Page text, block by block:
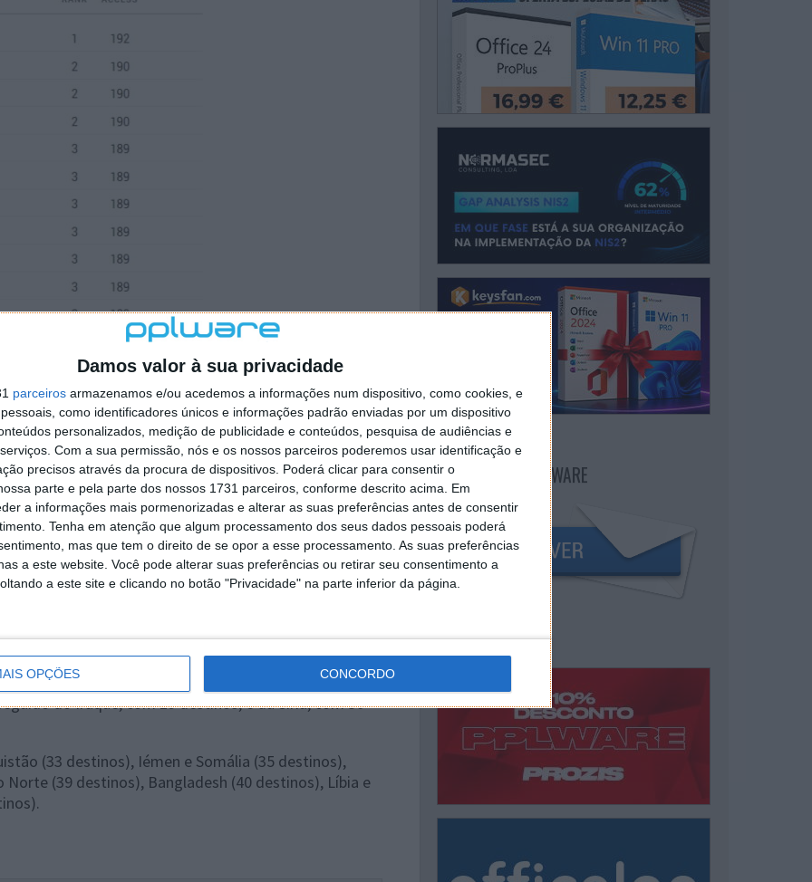
Damos valor à sua privacidade
parceiros armazenamos e/ou acedemos a informações num dispositivo, como cookies, e
como identificadores únicos e informações padrão enviadas por um dispositivo
personalizados, medição de publicidade e conteúdos, pesquisa de audiências e
Com a sua permissão, nós e os nossos parceiros poderemos usar identificação e
precisos através da procura de dispositivos. Poderá clicar para consentir o
parte e pela parte dos nossos 1731 parceiros, conforme descrito acima. Em
a informações mais pormenorizadas e alterar as suas preferências antes de consentir
Tenha em atenção que algum processamento dos seus dados pessoais poderá
mas que tem o direito de se opor a esse processamento. As suas preferências
a este website. Você pode alterar suas preferências ou retirar seu consentimento a
a este site e clicando no botão "Privacidade" na parte inferior da página.
OPÇÕES CONCORDO
pertencem a Singapura (1.º), Alemanha
o mais fraco mantém-se com a assinatura do
do Iraque, com 29 destinos, e da Síria, com 30
(33 destinos), Iémen e Somália (35 destinos),
Norte (39 destinos), Bangladesh (40 destinos), Líbia e
NEWSLETTER PPLWARE